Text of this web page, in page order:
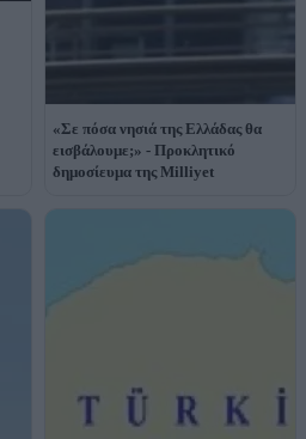
«Σε πόσα νησιά της Ελλάδας θα
εισβάλουμε;» - Προκλητικό
δημοσίευμα της Milliyet